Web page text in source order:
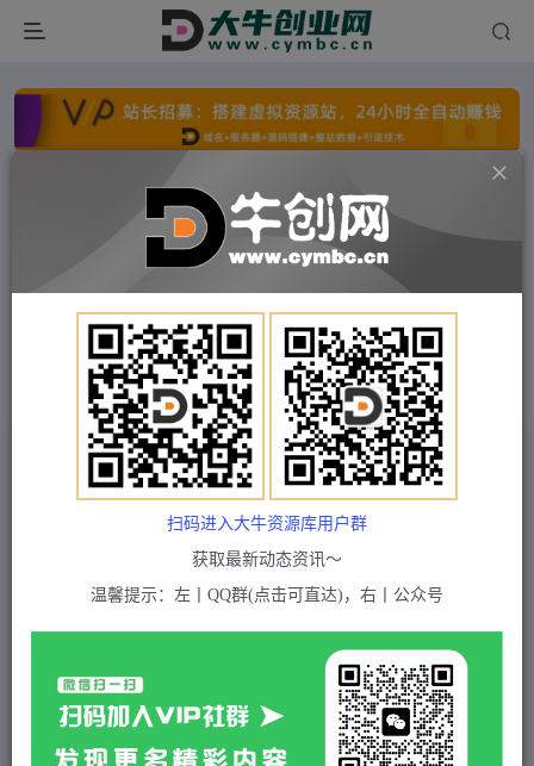
点击开通分站+ 每日收入300+
文字广告火爆招租 文字广告火爆招租
文字广告火爆招租
文字广告火爆招租 文字广告火爆招租
付费项目 福缘网 正文
淘金城镇最全攻略玩法，玩游戏就能赚钱的0撸项
目，收益还很可观！
5 积分
黄金会员 免费 超级会员(永久VIP) 免费
付费资源
扫码进入大牛资源库用户群
获取最新动态资讯～
温馨提示：左丨QQ群(点击可直达)，右丨公众号